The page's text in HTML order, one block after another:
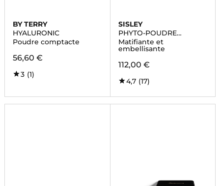
BY TERRY
HYALURONIC
Poudre comptacte
56,60 €
3 (1)
SISLEY
PHYTO-POUDRE
COMPACTE
Matifiante et
embellisante
112,00 €
4,7 (17)